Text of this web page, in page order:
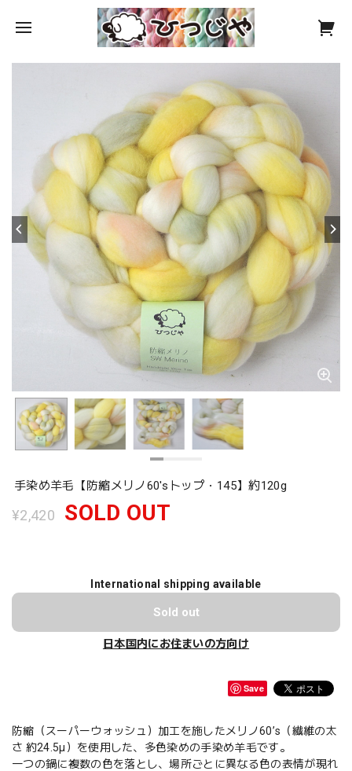
手染め羊毛【防縮メリノ60'sトップ・145】約120g
¥2,420 SOLD OUT
International shipping available
Sold out
日本国内にお住まいの方向け
Save
防縮（スーパーウォッシュ）加工を施したメリノ60’s（繊維の太
さ 約24.5μ）を使用した、多色染めの手染め羊毛です。
一つの鍋に複数の色を落とし、場所ごとに異なる色の表情が現れ